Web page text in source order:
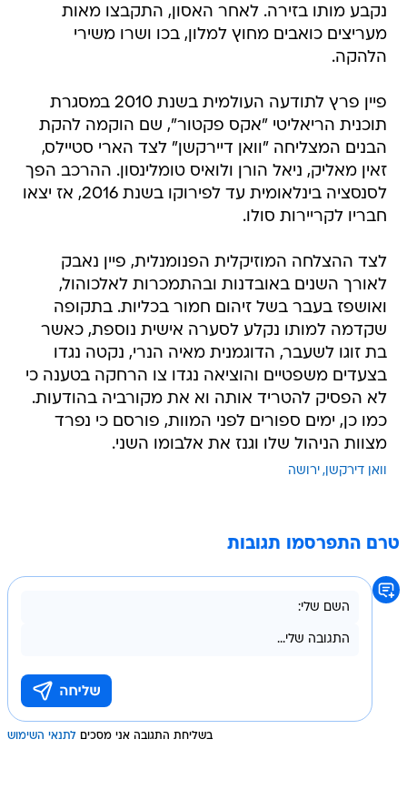
נקבע מותו בזירה. לאחר האסון, התקבצו מאות
מעריצים כואבים מחוץ למלון, בכו ושרו משירי
הלהקה.
פיין פרץ לתודעה העולמית בשנת 2010 במסגרת
תוכנית הריאליטי "אקס פקטור", שם הוקמה להקת
הבנים המצליחה "וואן דיירקשן" לצד הארי סטיילס,
זאין מאליק, ניאל הורן ולואיס טומלינסון. ההרכב הפך
לסנסציה בינלאומית עד לפירוקו בשנת 2016, אז יצאו
חבריו לקריירות סולו.
לצד ההצלחה המוזיקלית הפנומנלית, פיין נאבק
לאורך השנים באובדנות ובהתמכרות לאלכוהול,
ואושפז בעבר בשל זיהום חמור בכליות. בתקופה
שקדמה למותו נקלע לסערה אישית נוספת, כאשר
בת זוגו לשעבר, הדוגמנית מאיה הנרי, נקטה נגדו
בצעדים משפטיים והוציאה נגדו צו הרחקה בטענה כי
לא הפסיק להטריד אותה וא את מקורביה בהודעות.
כמו כן, ימים ספורים לפני המוות, פורסם כי נפרד
מצוות הניהול שלו וגנז את אלבומו השני.
וואן דירקשן ירושה
טרם התפרסמו תגובות
בשליחת התגובה אני מסכים לתנאי השימוש